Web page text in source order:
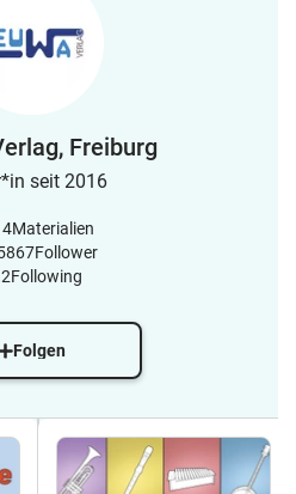
Freiburg
seit 2016
Materialien
Follower
2Following
Folgen